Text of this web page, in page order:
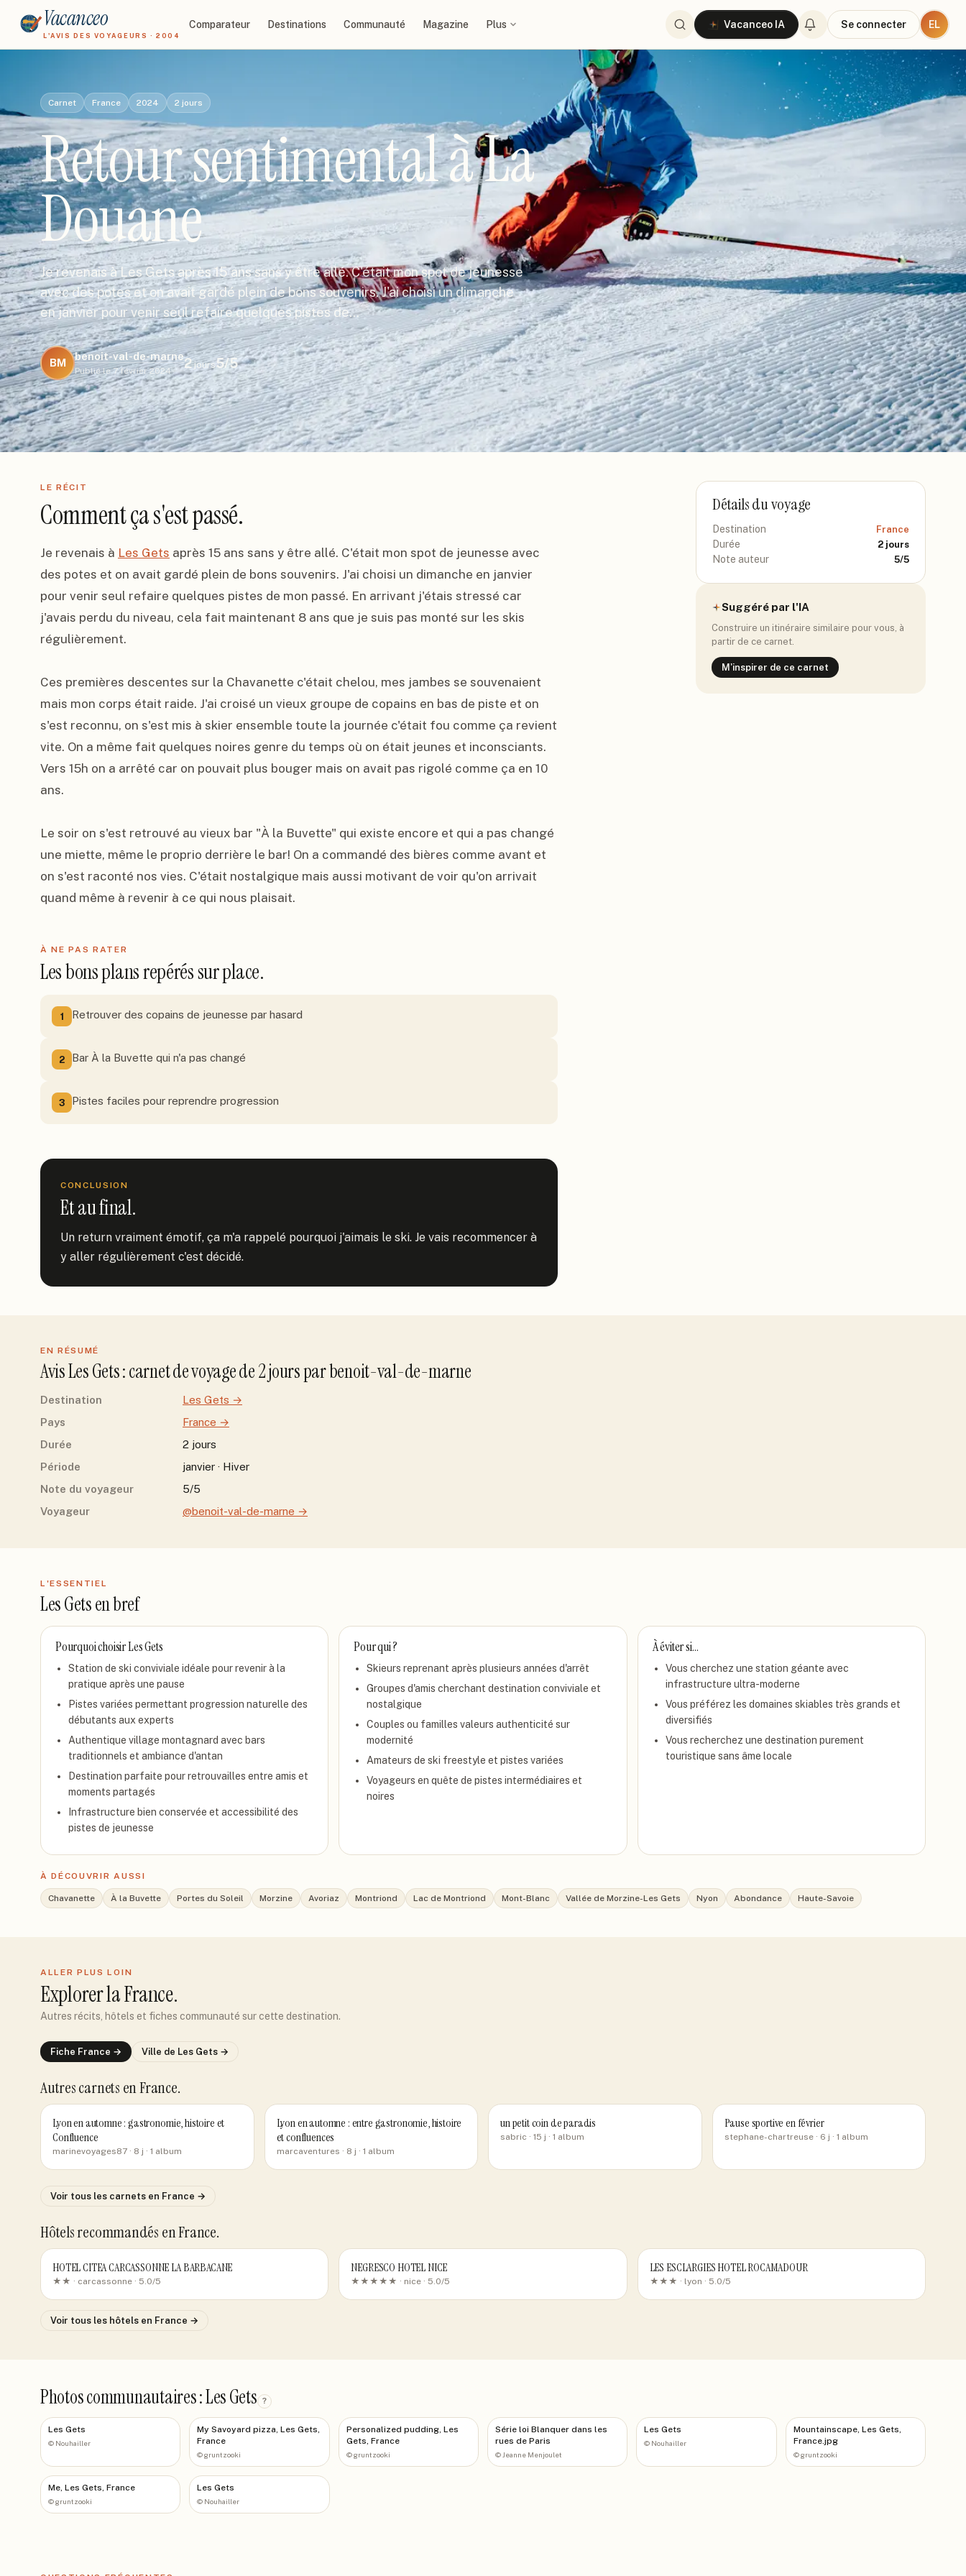
Vacanceo
L'AVIS DES VOYAGEURS · 2004
Comparateur Destinations Communauté Magazine Plus Vacanceo IA Se connecter EL
Carnet France 2024 2 jours
Retour sentimental à La
Douane
Je revenais à Les Gets après 15 ans sans y être allé. C'était mon spot de jeunesse
avec des potes et on avait gardé plein de bons souvenirs. J'ai choisi un dimanche
en janvier pour venir seul refaire quelques pistes de…
BM
benoit-val-de-marne
Publié le 7 février 2024
2jours5/5
LE RÉCIT
Comment ça s'est passé.
Je revenais à Les Gets après 15 ans sans y être allé. C'était mon spot de jeunesse avec
des potes et on avait gardé plein de bons souvenirs. J'ai choisi un dimanche en janvier
pour venir seul refaire quelques pistes de mon passé. En arrivant j'étais stressé car
j'avais perdu du niveau, cela fait maintenant 8 ans que je suis pas monté sur les skis
régulièrement.
Ces premières descentes sur la Chavanette c'était chelou, mes jambes se souvenaient
mais mon corps était raide. J'ai croisé un vieux groupe de copains en bas de piste et on
s'est reconnu, on s'est mis à skier ensemble toute la journée c'était fou comme ça revient
vite. On a même fait quelques noires genre du temps où on était jeunes et inconsciants.
Vers 15h on a arrêté car on pouvait plus bouger mais on avait pas rigolé comme ça en 10
ans.
Le soir on s'est retrouvé au vieux bar "À la Buvette" qui existe encore et qui a pas changé
une miette, même le proprio derrière le bar! On a commandé des bières comme avant et
on s'est raconté nos vies. C'était nostalgique mais aussi motivant de voir qu'on arrivait
quand même à revenir à ce qui nous plaisait.
À NE PAS RATER
Les bons plans repérés sur place.
1 Retrouver des copains de jeunesse par hasard
2 Bar À la Buvette qui n'a pas changé
3 Pistes faciles pour reprendre progression
CONCLUSION
Et au final.
Un return vraiment émotif, ça m'a rappelé pourquoi j'aimais le ski. Je vais recommencer à
y aller régulièrement c'est décidé.
Détails du voyage
Destination France
Durée 2 jours
Note auteur 5/5
Suggéré par l'IA
Construire un itinéraire similaire pour vous, à
partir de ce carnet.
M'inspirer de ce carnet
EN RÉSUMÉ
AvisLes Gets: carnet de voyage de2joursparbenoit-val-de-marne
Destination Les Gets →
Pays
France →
Durée
2 jours
Période
janvier · Hiver
Note du voyageur
5/5
Voyageur
@benoit-val-de-marne →
L'ESSENTIEL
Les Getsen bref
Pourquoi choisirLes Gets
Station de ski conviviale idéale pour revenir à la
pratique après une pause
Pistes variées permettant progression naturelle des
débutants aux experts
Authentique village montagnard avec bars
traditionnels et ambiance d'antan
Destination parfaite pour retrouvailles entre amis et
moments partagés
Infrastructure bien conservée et accessibilité des
pistes de jeunesse
Pour qui ?
Skieurs reprenant après plusieurs années d'arrêt
Groupes d'amis cherchant destination conviviale et
nostalgique
Couples ou familles valeurs authenticité sur
modernité
Amateurs de ski freestyle et pistes variées
Voyageurs en quête de pistes intermédiaires et
noires
À éviter si…
Vous cherchez une station géante avec
infrastructure ultra-moderne
Vous préférez les domaines skiables très grands et
diversifiés
Vous recherchez une destination purement
touristique sans âme locale
À DÉCOUVRIR AUSSI
Chavanette À la Buvette Portes du Soleil Morzine Avoriaz Montriond Lac de Montriond Mont-Blanc Vallée de Morzine-Les Gets Nyon Abondance Haute-Savoie
ALLER PLUS LOIN
Explorerla France.
Autres récits, hôtels et fiches communauté sur cette destination.
Fiche France → Ville de Les Gets →
Autres carnets en France.
Lyon en automne : gastronomie, histoire et
Confluence
marinevoyages87 · 8 j · 1 album
Lyon en automne : entre gastronomie, histoire
et confluences
marcaventures · 8 j · 1 album
un petit coin de paradis
sabric · 15 j · 1 album
Pause sportive en février
stephane-chartreuse· 6 j · 1 album
Voir tous les carnets en France →
Hôtels recommandés en France.
HOTEL CITEA CARCASSONNE LA BARBACANE
★★ · carcassonne · 5.0/5
NEGRESCO HOTEL NICE
★★★★★ · nice · 5.0/5
LES ESCLARGIES HOTEL ROCAMADOUR
★★★ · lyon · 5.0/5
Voir tous les hôtels en France →
Photos communautaires : Les Gets ?
Les Gets
© Nouhailler
My Savoyard pizza, Les Gets,
France
©gruntzooki
Personalized pudding, Les
Gets, France
©gruntzooki
Série loi Blanquer dans les
rues de Paris
© Jeanne Menjoulet
Les Gets
© Nouhailler
Mountainscape, Les Gets,
France.jpg
©gruntzooki
Me, Les Gets, France
©gruntzooki
Les Gets
© Nouhailler